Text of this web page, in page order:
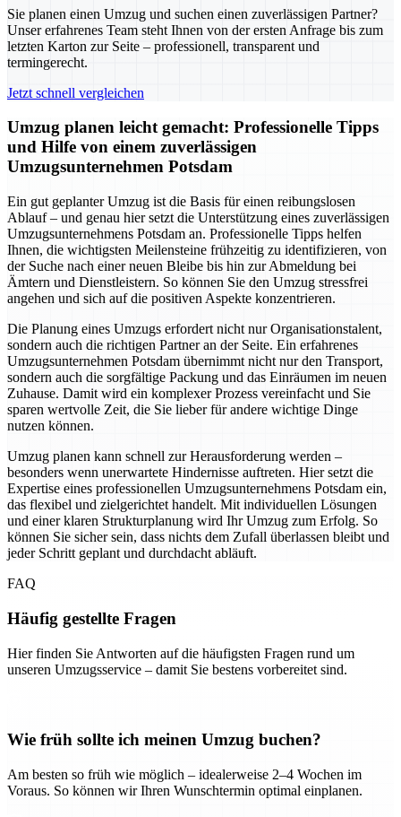
Sie planen einen Umzug und suchen einen zuverlässigen Partner?
Unser erfahrenes Team steht Ihnen von der ersten Anfrage bis zum
letzten Karton zur Seite – professionell, transparent und
termingerecht.
Jetzt schnell vergleichen
Umzug planen leicht gemacht: Professionelle Tipps
und Hilfe von einem zuverlässigen
Umzugsunternehmen Potsdam
Ein gut geplanter Umzug ist die Basis für einen reibungslosen
Ablauf – und genau hier setzt die Unterstützung eines zuverlässigen
Umzugsunternehmens Potsdam an. Professionelle Tipps helfen
Ihnen, die wichtigsten Meilensteine frühzeitig zu identifizieren, von
der Suche nach einer neuen Bleibe bis hin zur Abmeldung bei
Ämtern und Dienstleistern. So können Sie den Umzug stressfrei
angehen und sich auf die positiven Aspekte konzentrieren.
Die Planung eines Umzugs erfordert nicht nur Organisationstalent,
sondern auch die richtigen Partner an der Seite. Ein erfahrenes
Umzugsunternehmen Potsdam übernimmt nicht nur den Transport,
sondern auch die sorgfältige Packung und das Einräumen im neuen
Zuhause. Damit wird ein komplexer Prozess vereinfacht und Sie
sparen wertvolle Zeit, die Sie lieber für andere wichtige Dinge
nutzen können.
Umzug planen kann schnell zur Herausforderung werden –
besonders wenn unerwartete Hindernisse auftreten. Hier setzt die
Expertise eines professionellen Umzugsunternehmens Potsdam ein,
das flexibel und zielgerichtet handelt. Mit individuellen Lösungen
und einer klaren Strukturplanung wird Ihr Umzug zum Erfolg. So
können Sie sicher sein, dass nichts dem Zufall überlassen bleibt und
jeder Schritt geplant und durchdacht abläuft.
FAQ
Häufig gestellte Fragen
Hier finden Sie Antworten auf die häufigsten Fragen rund um
unseren Umzugsservice – damit Sie bestens vorbereitet sind.
Wie früh sollte ich meinen Umzug buchen?
Am besten so früh wie möglich – idealerweise 2–4 Wochen im
Voraus. So können wir Ihren Wunschtermin optimal einplanen.